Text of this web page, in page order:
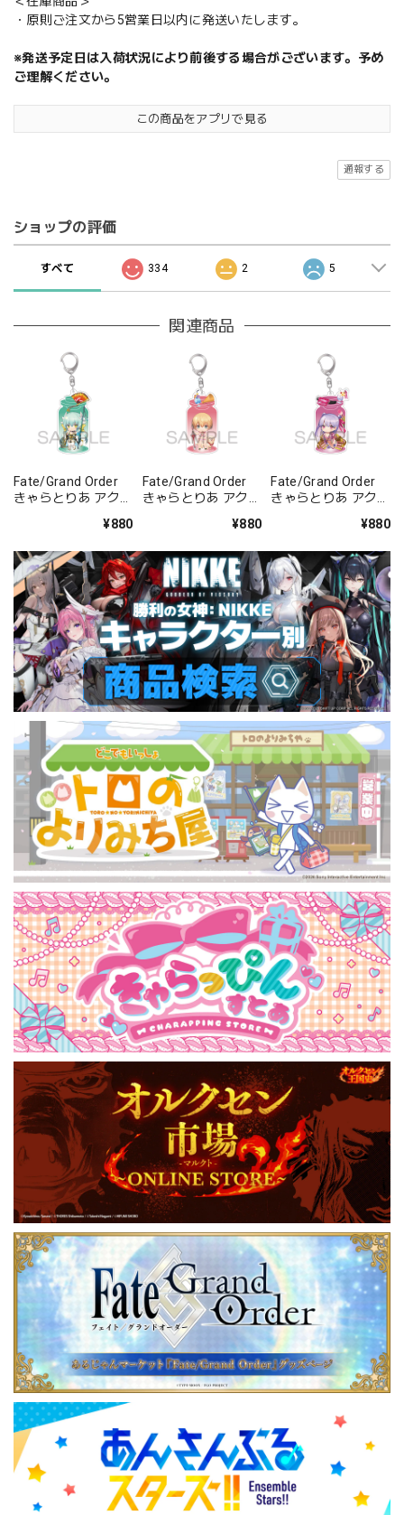
・原則ご注文から5営業日以内に発送いたします。
※発送予定日は入荷状況により前後する場合がございます。予め
ご理解ください。
この商品をアプリで見る
通報する
ショップの評価
すべて 334 2 5
関連商品
Fate/Grand Order
きゃらとりあ アクリ
¥880
Fate/Grand Order
きゃらとりあ アクリ
¥880
Fate/Grand Order
きゃらとりあ アクリ
バー/パッションリ
¥880